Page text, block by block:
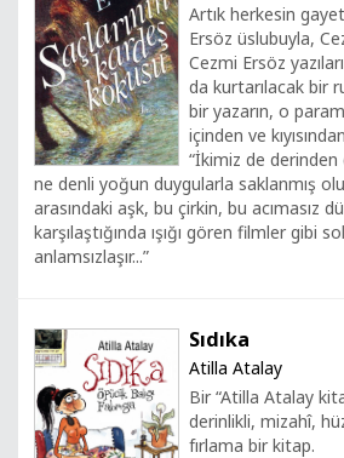
Artık herkesin
Ersöz üslubuyla,
Cezmi Ersöz
da kurtarılacak bir
bir yazarın, o
içinden ve
“İkimiz de derinden
ne denli yoğun duygularla saklanmış
arasındaki aşk, bu çirkin, bu acımasız
karşılaştığında ışığı gören filmler gibi
anlamsızlaşır...”
Sıdıka
Atilla Atalay
Bir “Atilla Atalay
derinlikli, mizahî,
fırlama bir kitap.